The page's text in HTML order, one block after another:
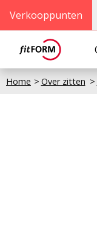
Verkooppunten
Home Over zitten